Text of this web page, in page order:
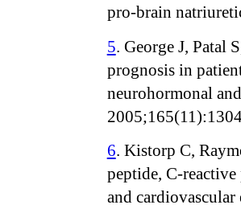
pro-brain
5. George J, Patal
prognosis in
neurohormonal
6. Kistorp C,
peptide, C-
and